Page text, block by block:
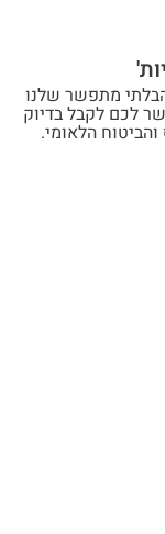
שלנו
בדיוק